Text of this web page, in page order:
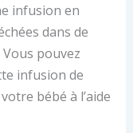
infusion en
dans de
pouvez
infusion de
bébé à l’aide